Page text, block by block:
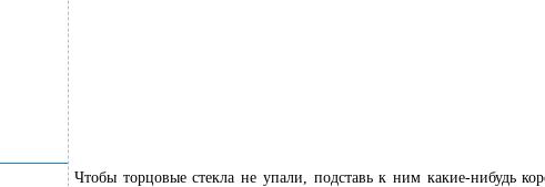
Чтобы торцовые стекла не упали, подставь к ним какие-нибудь